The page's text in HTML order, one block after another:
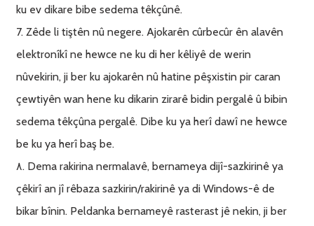
ku ev dikare bibe sedema têkçûnê.
7. Zêde li tiştên nû negere. Ajokarên cûrbecûr ên alavên
elektronîkî ne hewce ne ku di her kêliyê de werin
nûvekirin, ji ber ku ajokarên nû hatine pêşxistin pir caran
çewtiyên wan hene ku dikarin zirarê bidin pergalê û bibin
sedema têkçûna pergalê. Dibe ku ya herî dawî ne hewce
be ku ya herî baş be.
٨. Dema rakirina nermalavê, bernameya dijî-sazkirinê ya
çêkirî an jî rêbaza sazkirin/rakirinê ya di Windows-ê de
bikar bînin. Peldanka bernameyê rasterast jê nekin, ji ber